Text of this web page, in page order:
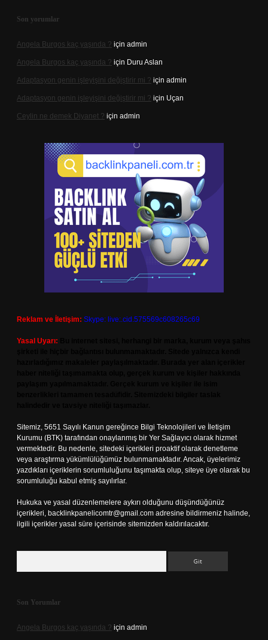
Son yorumlar
Angela Burgos kaç yaşında ? için admin
Angela Burgos kaç yaşında ? için Duru Aslan
Adaptasyon genin işleyişini değiştirir mi ? için admin
Adaptasyon genin işleyişini değiştirir mi ? için Uçan
Ceylin ne demek Diyanet ? için admin
Reklam ve İletişim: Skype: live:.cid.575569c608265c69
Yasal Uyarı:
Sitemiz, 5651 Sayılı Kanun gereğince Bilgi Teknolojileri ve İletişim
Kurumu (BTK) tarafından onaylanmış bir Yer Sağlayıcı olarak hizmet
vermektedir. Bu nedenle, sitedeki içerikleri proaktif olarak denetleme
veya araştırma yükümlülüğümüz bulunmamaktadır. Ancak, üyelerimiz
yazdıkları içeriklerin sorumluluğunu taşımakta olup, siteye üye olarak bu
sorumluluğu kabul etmiş sayılırlar.
Hukuka ve yasal düzenlemelere aykırı olduğunu düşündüğünüz
içerikleri, backlinkpanelicomtr@gmail.com adresine bildirmeniz halinde,
ilgili içerikler yasal süre içerisinde sitemizden kaldırılacaktır.
Son Yorumlar
Angela Burgos kaç yaşında ? için admin